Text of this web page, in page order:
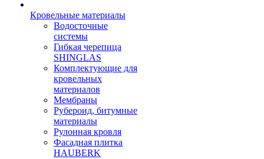
Кровельные материалы
Водосточные
системы
Гибкая черепица
SHINGLAS
Комплектующие для
кровельных
материалов
Мембраны
Рубероид, битумные
материалы
Рулонная кровля
Фасадная плитка
HAUBERK